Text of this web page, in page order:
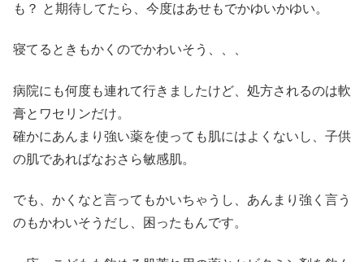
も？ と期待してたら、今度はあせもでかゆいかゆい。
寝てるときもかくのでかわいそう、、、
病院にも何度も連れて行きましたけど、処方されるのは軟
膏とワセリンだけ。
確かにあんまり強い薬を使っても肌にはよくないし、子供
の肌であればなおさら敏感肌。
でも、かくなと言ってもかいちゃうし、あんまり強く言う
のもかわいそうだし、困ったもんです。